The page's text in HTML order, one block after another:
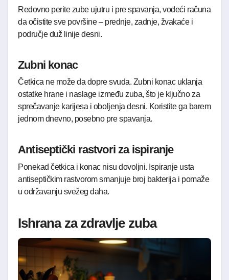
Redovno perite zube ujutru i pre spavanja, vodeći računa
da očistite sve površine – prednje, zadnje, žvakaće i
područje duž linije desni.
Zubni konac
Četkica ne može da dopre svuda. Zubni konac uklanja
ostatke hrane i naslage između zuba, što je ključno za
sprečavanje karijesa i oboljenja desni. Koristite ga barem
jednom dnevno, posebno pre spavanja.
Antiseptički rastvori za ispiranje
Ponekad četkica i konac nisu dovoljni. Ispiranje usta
antiseptičkim rastvorom smanjuje broj bakterija i pomaže
u održavanju svežeg daha.
Ishrana za zdravlje zuba